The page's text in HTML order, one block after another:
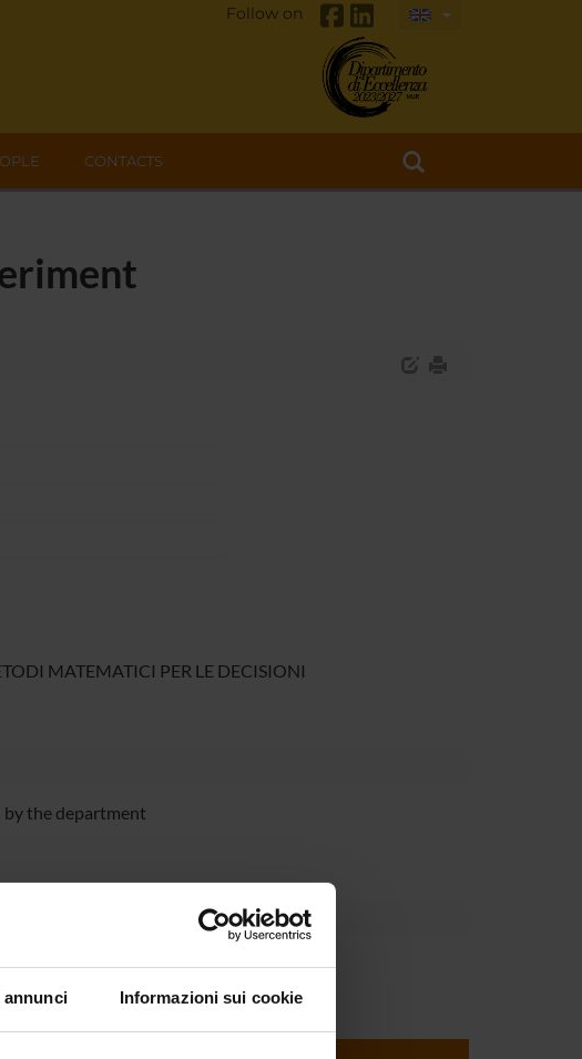
annunci Informazioni sui cookie
Follow on
CONTACTS
MATEMATICI PER LE DECISIONI
by the department